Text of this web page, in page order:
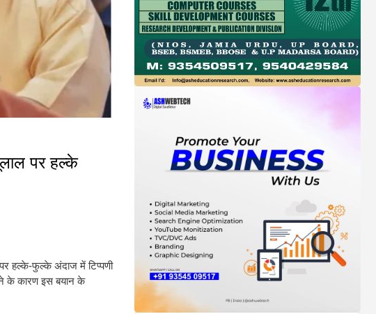
पर हल्के
हल्के-फुल्के अंदाज में टिप्पणी
के कारण इस बयान के